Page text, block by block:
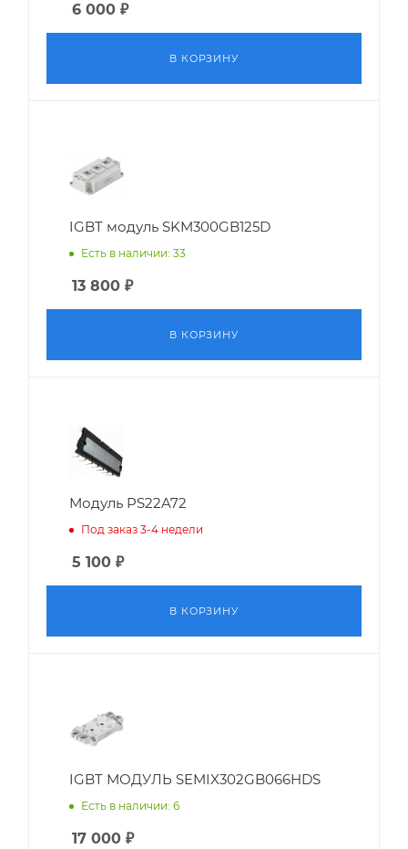
6 000 ₽
В КОРЗИНУ
IGBT модуль SKM300GB125D
Есть в наличии: 33
13 800 ₽
В КОРЗИНУ
Модуль PS22A72
Под заказ 3-4 недели
5 100 ₽
В КОРЗИНУ
IGBT МОДУЛЬ SEMIX302GB066HDS
Есть в наличии: 6
17 000 ₽